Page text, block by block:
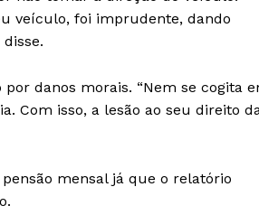
veículo, foi imprudente, dando
danos morais. “Nem se cogita
Com isso, a lesão ao seu direito
mensal já que o relatório